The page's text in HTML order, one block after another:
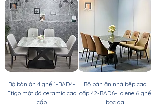
Bộ bàn ăn 4 ghế 1-BAD4-
Etigo mặt đá ceramic cao
cấp
Bộ bàn ăn nhà bếp cao
cấp 42-BAD6-Lolene 6 ghế
bọc da